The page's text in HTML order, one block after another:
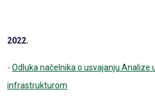
2022.
- Odluka načelnika o usvajanju Analize
infrastrukturom